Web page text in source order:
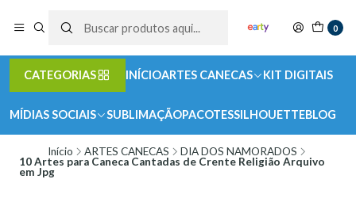
0
CATEGORIAS INÍCIOARTES CANECAS KIT DIGITAIS
MÍDIAS SOCIAIS SUBLIMAÇÃOPACOTESSILHOUETTEBLOG
Início ARTES CANECAS
DIA DOS NAMORADOS
10 Artes para Caneca Cantadas de Crente Religião Arquivo
em Jpg